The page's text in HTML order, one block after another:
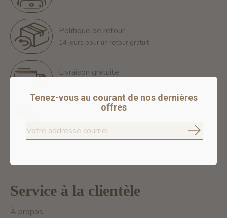
Politique de retour
14 jours pour un retour gratuit
Livraison gratuite
Paiements 100% sécurisés
Nous assurons des paiements sécurisés
Service à la clientèle
À propos
Tenez-vous au courant de nos dernières
offres